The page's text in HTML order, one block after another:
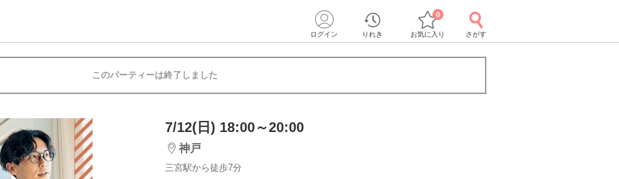
ログイン りれき お気に入り
0
さがす
このパーティーは終了しました
7/12(日) 18:00～20:00
神戸
三宮駅から徒歩7分